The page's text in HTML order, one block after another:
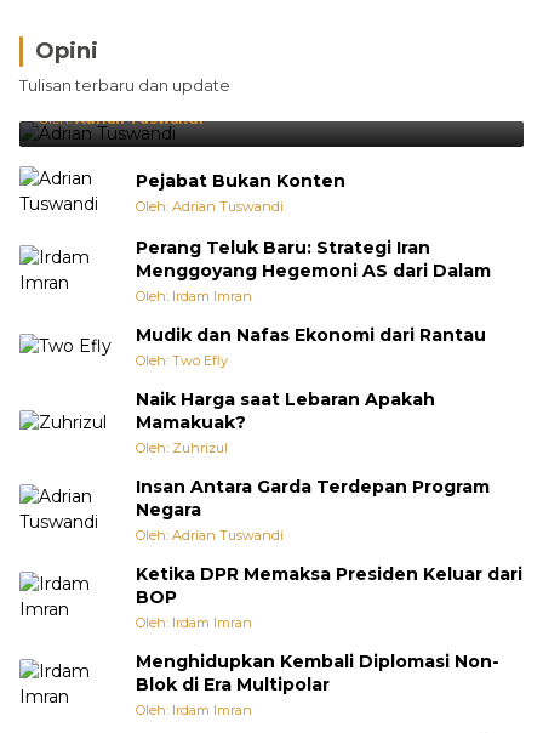
Opini
Tulisan terbaru dan update
Brasil Lebih Diunggulkan, tetapi Jepang Selalu
Punya Cara Membuat Kejutan
Oleh:Adrian Tuswandi
Pejabat Bukan Konten
Oleh: Adrian Tuswandi
Perang Teluk Baru: Strategi Iran
Menggoyang Hegemoni AS dari Dalam
Oleh: Irdam Imran
Mudik dan Nafas Ekonomi dari Rantau
Oleh: Two Efly
Naik Harga saat Lebaran Apakah
Mamakuak?
Oleh: Zuhrizul
Insan Antara Garda Terdepan Program
Negara
Oleh: Adrian Tuswandi
Ketika DPR Memaksa Presiden Keluar dari
BOP
Oleh: Irdam Imran
Menghidupkan Kembali Diplomasi Non-
Blok di Era Multipolar
Oleh: Irdam Imran